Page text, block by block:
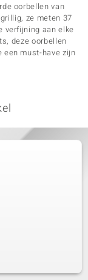
oorbellen van
ze meten 37
verfijning aan elke
deze oorbellen
een must-have zijn